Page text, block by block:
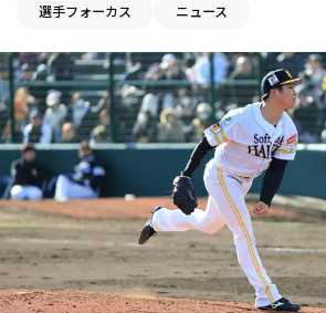
無料アカウント登録
HOME
動画
日程・結果
順位表･成績
1軍公式戦
選手フォーカス ニュース